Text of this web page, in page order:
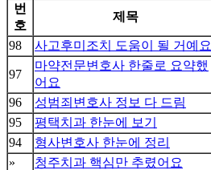
번
호
제목
98
사고후미조치 도움이 될 거예요
97
마약전문변호사 한줄로 요약했
어요
96 성범죄변호사 정보 다 드림
95
평택치과 한눈에 보기
94
형사변호사 한눈에 정리
»
청주치과 핵심만 추렸어요